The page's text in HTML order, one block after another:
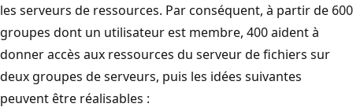
les serveurs de ressources. Par conséquent, à partir de 600
groupes dont un utilisateur est membre, 400 aident à
donner accès aux ressources du serveur de fichiers sur
deux groupes de serveurs, puis les idées suivantes
peuvent être réalisables :